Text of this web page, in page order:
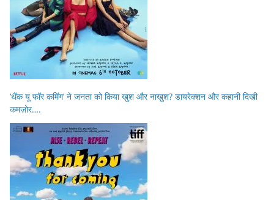
‘थैंक यू फॉर कमिंग’ ने जनता को किया खुश और नाखुश? डायरेक्शन और कहानी दिखी
कमज़ोर….